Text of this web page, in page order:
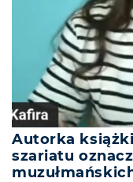
Autorka
szariatu